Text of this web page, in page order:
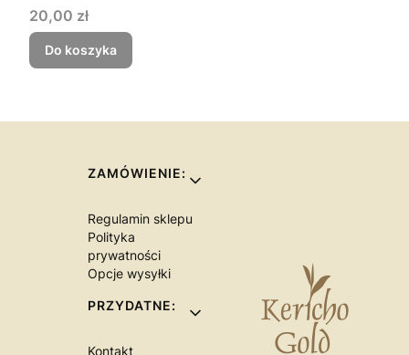
Cena
20,00 zł
Do koszyka
Linki w stopce
ZAMÓWIENIE:
Regulamin sklepu
Polityka
prywatności
Opcje wysyłki
PRZYDATNE:
Kontakt